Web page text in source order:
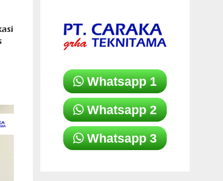
Whatsapp 1
Whatsapp 2
Whatsapp 3